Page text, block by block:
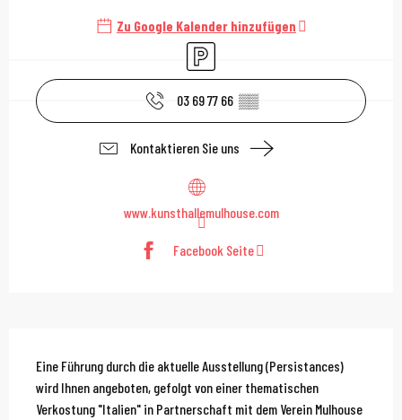
Zu Google Kalender hinzufügen
Parkplatz
03 69 77 66 ▒▒
Kontaktieren Sie uns
www.kunsthallemulhouse.com
Facebook Seite
Beschreibung
Eine Führung durch die aktuelle Ausstellung (Persistances)
wird Ihnen angeboten, gefolgt von einer thematischen
Verkostung "Italien" in Partnerschaft mit dem Verein Mulhouse